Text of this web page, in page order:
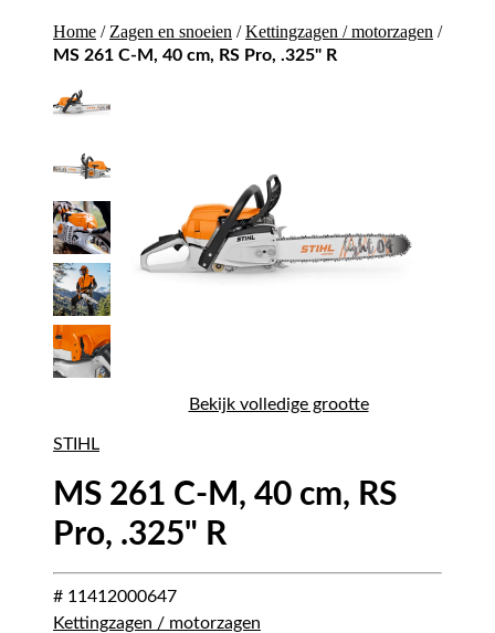
Home / Zagen en snoeien /Kettingzagen / motorzagen /
MS 261 C-M, 40 cm, RS Pro, .325" R
Bekijk volledige grootte
STIHL
MS 261 C-M, 40 cm, RS
Pro, .325" R
# 11412000647
Kettingzagen / motorzagen